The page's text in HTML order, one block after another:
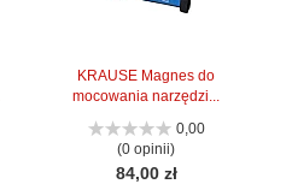
KRAUSE Magnes do
mocowania narzędzi...
0,00
(0 opinii)
84,00 zł